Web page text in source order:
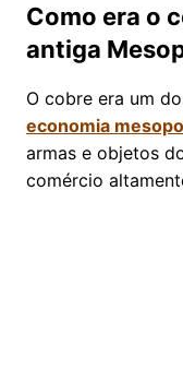
Como era o
antiga
O cobre era um
economia
armas e objetos
comércio